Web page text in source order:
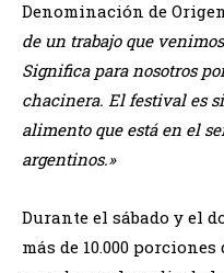
Denominación de
de un trabajo que
Significa para nosotros
chacinera. El festival es
alimento que está en el
argentinos.»
Durante el sábado y el
más de 10.000